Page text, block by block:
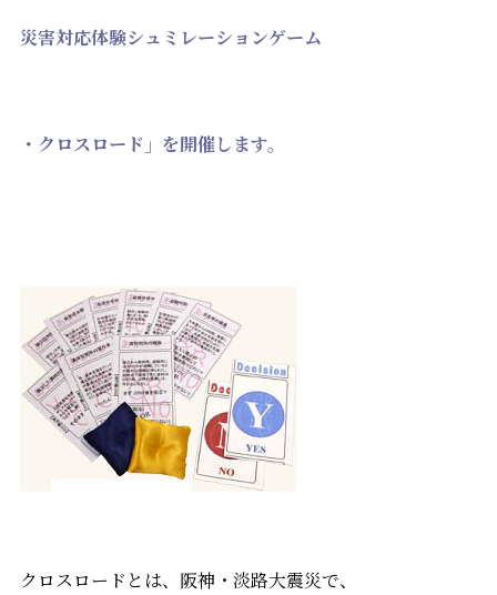
災害対応体験シュミレーションゲーム
・クロスロード」を開催します。
クロスロードとは、阪神・淡路大震災で、